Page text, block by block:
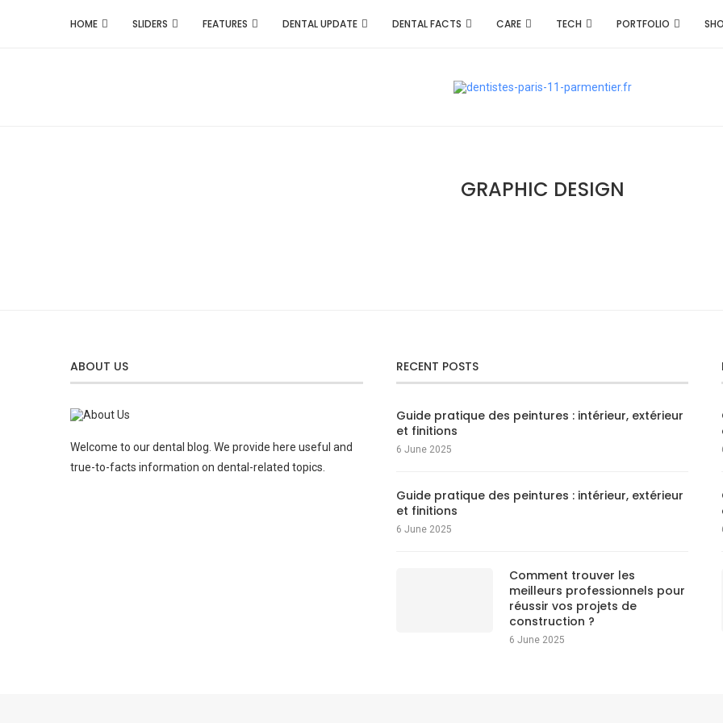
HOME SLIDERS FEATURES DENTAL UPDATE DENTAL FACTS CARE TECH PORTFOLIO
GRAPHIC DESIGN
ABOUT US
Welcome to our dental blog. We provide here useful and
true-to-facts information on dental-related topics.
RECENT POSTS
Guide pratique des peintures : intérieur, extérieur
et finitions
6 June 2025
Guide pratique des peintures : intérieur, extérieur
et finitions
6 June 2025
Comment trouver les
meilleurs professionnels pour
réussir vos projets de
construction ?
6 June 2025